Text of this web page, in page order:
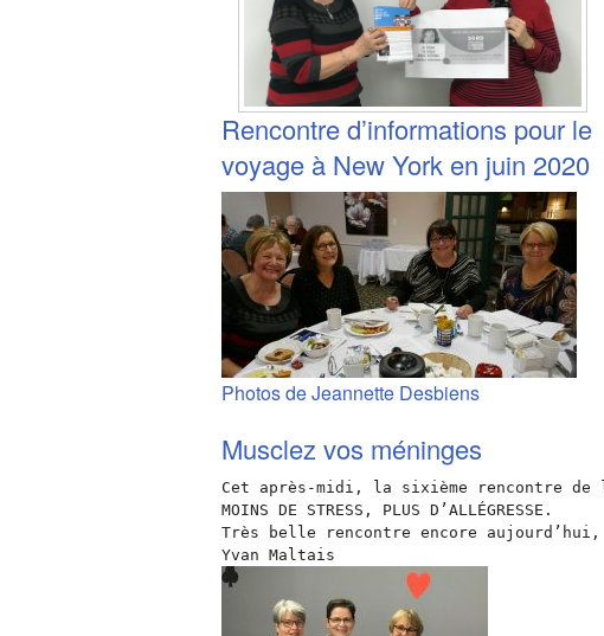
Rencontre d’informations pour le
voyage à New York en juin 2020
Photos de Jeannette Desbiens
Musclez vos méninges
Cet après-midi, la sixième rencontre de
MOINS DE STRESS, PLUS D’ALLÉGRESSE.
Très belle rencontre encore
Yvan Maltais